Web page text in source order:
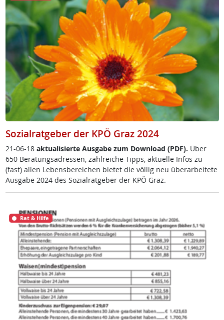
Sozialratgeber der KPÖ Graz 2024
21-06-18 ak­tua­li­sier­te Aus­ga­be zum Down­load (PDF). Über
650 Be­ra­tungsadres­sen, zahl­rei­che Tipps, ak­tu­el­le In­fos zu
(fast) al­len Le­bens­be­rei­chen bie­tet die völ­lig neu über­ar­bei­te­te
Aus­ga­be 2024 des So­zial­rat­ge­ber der KPÖ Graz.
Rat & Hilfe